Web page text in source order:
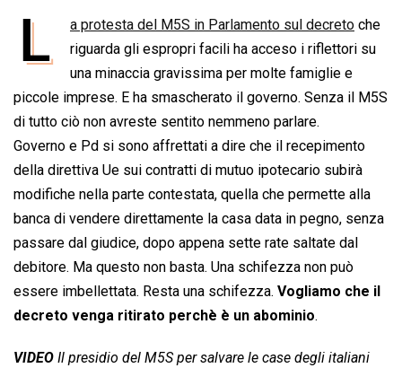
o
o
k
a
t
s
A
p
p
n
k
e
d
I
n
r
e
a
d
s
a
i
l
p
y
L
i
n
k
i
n
t
L a protesta del M5S in Parlamento sul decreto che
riguarda gli espropri facili ha acceso i riflettori su
una minaccia gravissima per molte famiglie e
piccole imprese. E ha smascherato il governo. Senza il M5S
di tutto ciò non avreste sentito nemmeno parlare.
Governo e Pd si sono affrettati a dire che il recepimento
della direttiva Ue sui contratti di mutuo ipotecario subirà
modifiche nella parte contestata, quella che permette alla
banca di vendere direttamente la casa data in pegno, senza
passare dal giudice, dopo appena sette rate saltate dal
debitore. Ma questo non basta. Una schifezza non può
essere imbellettata. Resta una schifezza. Vogliamo che il
decreto venga ritirato perchè è un abominio.
VIDEO Il presidio del M5S per salvare le case degli italiani